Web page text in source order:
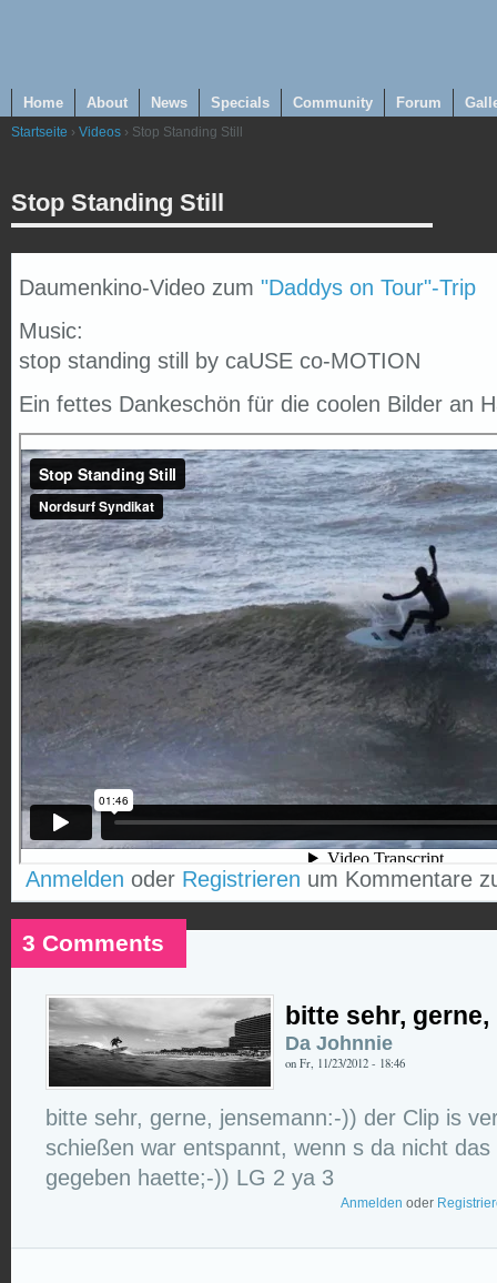
Home About News Specials Community Forum
Startseite › Videos › Stop Standing Still
Stop Standing Still
Daumenkino-Video zum "Daddys on Tour"-Trip
Music:
stop standing still by caUSE co-MOTION
Ein fettes Dankeschön für die coolen Bilder an
Anmelden oder Registrieren um Kommentare
3 Comments
bitte sehr, gerne,
Da Johnnie
on Fr, 11/23/2012 - 18:46
bitte sehr, gerne, jensemann:-)) der Clip is
schießen war entspannt, wenn s da nicht
gegeben haette;-)) LG 2 ya 3
Anmelden oder